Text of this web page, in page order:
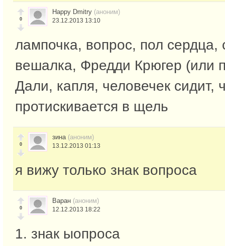
0
Happy Dmitry (аноним)
23.12.2013 13:10
лампочка, вопрос, пол сердца,
вешалка, Фредди Крюгер (или
Дали, капля, человечек сидит,
протискивается в щель
0
зина (аноним)
13.12.2013 01:13
я вижу только знак вопроса
0
Варан (аноним)
12.12.2013 18:22
1. знак ыопроса